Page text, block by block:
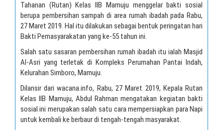
Tahanan (Rutan) Kelas IIB Mamuju menggelar bakti sosial
berupa pembersihan sampah di area rumah ibadah pada Rabu,
27 Maret 2019. Hal itu dilakukan sebagai bentuk peringatan hari
Bakti Pemasyarakatan yang ke-55 tahun ini.
Salah satu sasaran pembersihan rumah ibadah itu ialah Masjid
Al-Asri yang terletak di Kompleks Perumahan Pantai Indah,
Kelurahan Simboro, Mamuju.
Dilansir dari wacana.info, Rabu, 27 Maret 2019, Kepala Rutan
Kelas IIB Mamuju, Abdul Rahman mengatakan kegiatan bakti
sosial ini merupakan salah satu cara mempersiapkan para Napi
untuk kembali ke berbaur di tengah-tengah masyarakat.